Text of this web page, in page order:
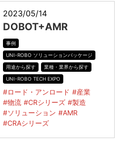
2023/05/14
DOBOT+AMR
事例
UNI-ROBO ソリューションパッケージ
用途から探す
業種・業界から探す
UNI-ROBO TECH EXPO
#ロード・アンロード #産業
#物流 #CRシリーズ #製造
#ソリューション #AMR
#CRAシリーズ